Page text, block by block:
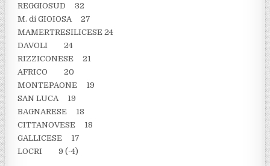
REGGIOSUD 32
M. di GIOIOSA 27
MAMERTRESILICESE 24
DAVOLI 24
RIZZICONESE 21
AFRICO 20
MONTEPAONE 19
SAN LUCA 19
BAGNARESE 18
CITTANOVESE 18
GALLICESE 17
LOCRI 9 (-4)